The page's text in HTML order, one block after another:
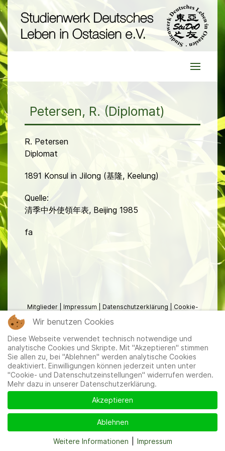
Petersen, R. (Diplomat)
R. Petersen
Diplomat
1891 Konsul in Jilong (基隆, Keelung)
Quelle:
清季中外使領年表, Beijing 1985
fa
Mitglieder Impressum Datenschutzerklärung
Cookie-
Wir benutzen Cookies
Diese Webseite verwendet technisch notwendige und
analytische Cookies und Skripte. Mit "Akzeptieren" stimmen
Sie allen zu, bei "Ablehnen" werden analytische Cookies
deaktiviert. Einwilligungen können jederzeit unten unter
"Cookie- und Datenschutzeinstellungen" widerrufen werden.
Mehr dazu in unserer Datenschutzerklärung.
Akzeptieren
Ablehnen
Weitere Informationen Impressum